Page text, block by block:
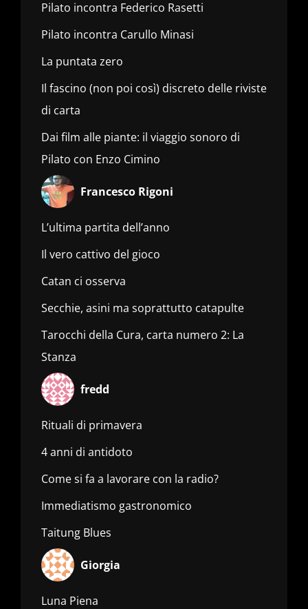
Pilato incontra Federico Rasetti
Pilato incontra Carullo Minasi
La puntata zero
Il fascino (non poi così) discreto delle riviste
di carta
Dai film alle piante: il viaggio sonoro di
Pilato con Enzo Cimino
Francesco Rigoni
L’ultima partita dell’anno
Il vero cattivo del gioco
Catan ci osserva
Secchie, asini ma soprattutto catapulte
Tarocchi della Cura, carta numero 2: La
Stanza
fredd
Rituali di primavera
4 anni di antidoto
Come si fa a lavorare con la radio?
Immediatismo gastronomico
Taitung Blues
Giorgia
Luna Piena